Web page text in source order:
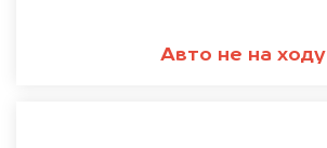
Авто не на ходу